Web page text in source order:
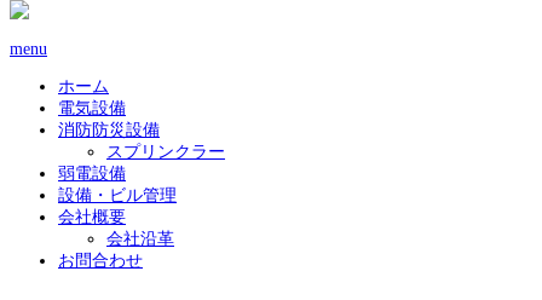
menu
ホーム
電気設備
消防防災設備
スプリンクラー
弱電設備
設備・ビル管理
会社概要
会社沿革
お問合わせ